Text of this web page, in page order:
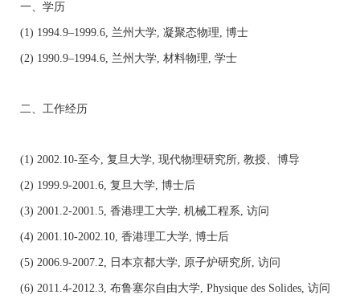
一、学历
(1) 1994.9–1999.6, 兰州大学, 凝聚态物理, 博士
(2) 1990.9–1994.6, 兰州大学, 材料物理, 学士
二、工作经历
(1) 2002.10-至今, 复旦大学, 现代物理研究所, 教授、博导
(2) 1999.9-2001.6, 复旦大学, 博士后
(3) 2001.2-2001.5, 香港理工大学, 机械工程系, 访问
(4) 2001.10-2002.10, 香港理工大学, 博士后
(5) 2006.9-2007.2, 日本京都大学, 原子炉研究所, 访问
(6) 2011.4-2012.3, 布鲁塞尔自由大学, Physique des Solides, 访问